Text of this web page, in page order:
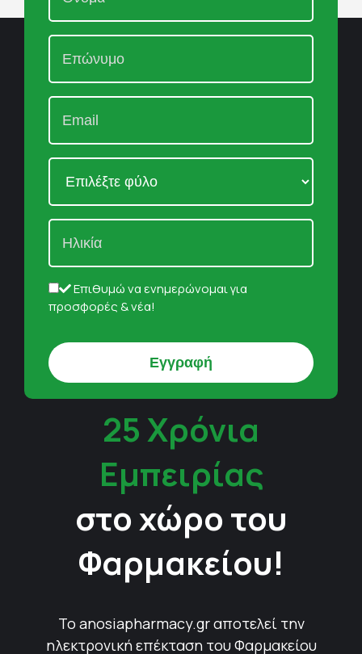
Επιθυμώ να ενημερώνομαι για
προσφορές & νέα!
25 Χρόνια
Εμπειρίας
στο χώρο του
Φαρμακείου!
Το anosiapharmacy.gr αποτελεί την
ηλεκτρονική επέκταση του Φαρμακείου